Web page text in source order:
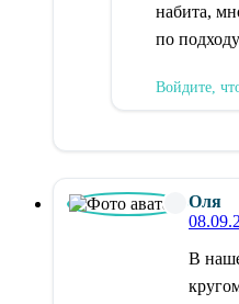
набита,
по
Войдите,
Оля
В